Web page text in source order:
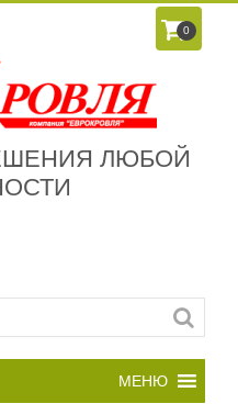
0
ЛЮБОЙ